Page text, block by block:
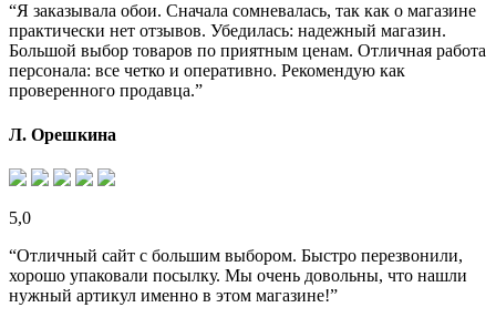
“Я заказывала обои. Сначала сомневалась, так как о магазине
практически нет отзывов. Убедилась: надежный магазин.
Большой выбор товаров по приятным ценам. Отличная работа
персонала: все четко и оперативно. Рекомендую как
проверенного продавца.”
Л. Орешкина
5,0
“Отличный сайт с большим выбором. Быстро перезвонили,
хорошо упаковали посылку. Мы очень довольны, что нашли
нужный артикул именно в этом магазине!”